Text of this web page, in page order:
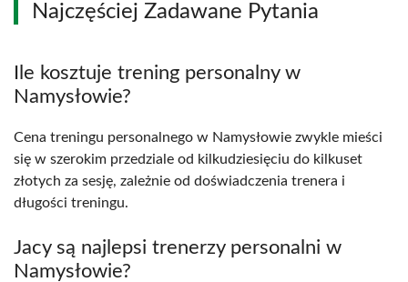
Najczęściej Zadawane Pytania
Ile kosztuje trening personalny w
Namysłowie?
Cena treningu personalnego w Namysłowie zwykle mieści
się w szerokim przedziale od kilkudziesięciu do kilkuset
złotych za sesję, zależnie od doświadczenia trenera i
długości treningu.
Jacy są najlepsi trenerzy personalni w
Namysłowie?